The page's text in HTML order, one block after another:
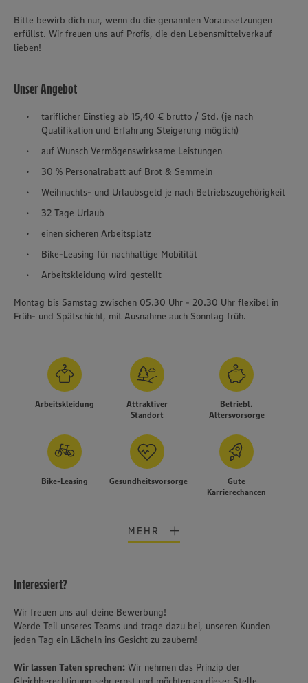
Bitte bewirb dich nur, wenn du die genannten Voraussetzungen
erfüllst. Wir freuen uns auf Profis, die den Lebensmittelverkauf
lieben!
Unser Angebot
tariflicher Einstieg ab 15,40 € brutto / Std. (je nach
Qualifikation und Erfahrung Steigerung möglich)
auf Wunsch Vermögenswirksame Leistungen
30 % Personalrabatt auf Brot & Semmeln
Weihnachts- und Urlaubsgeld je nach Betriebszugehörigkeit
32 Tage Urlaub
einen sicheren Arbeitsplatz
Bike-Leasing für nachhaltige Mobilität
Arbeitskleidung wird gestellt
Montag bis Samstag zwischen 05.30 Uhr - 20.30 Uhr flexibel in
Früh- und Spätschicht, mit Ausnahme auch Sonntag früh.
Arbeitskleidung
Attraktiver
Standort
Betriebl.
Altersvorsorge
Bike-Leasing Gesundheitsvorsorge
Gute
Karrierechancen
MEHR
Interessiert?
Wir freuen uns auf deine Bewerbung!
Werde Teil unseres Teams und trage dazu bei, unseren Kunden
jeden Tag ein Lächeln ins Gesicht zu zaubern!
Wir lassen Taten sprechen: Wir nehmen das Prinzip der